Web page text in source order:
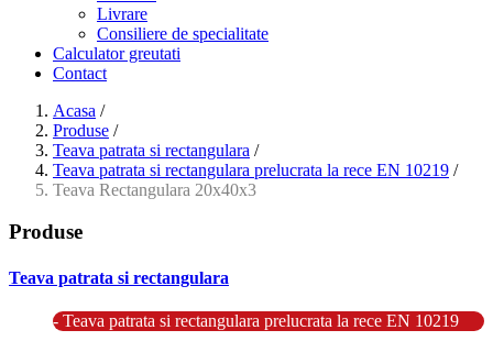
Livrare
Consiliere de specialitate
Calculator greutati
Contact
Acasa /
Produse /
Teava patrata si rectangulara /
Teava patrata si rectangulara prelucrata la rece EN 10219 /
Teava Rectangulara 20x40x3
Produse
Teava patrata si rectangulara
- Teava patrata si rectangulara prelucrata la rece EN 10219